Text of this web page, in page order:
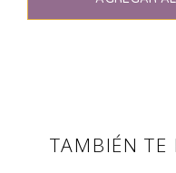
TAMBIÉN TE